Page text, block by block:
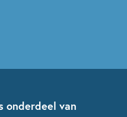
onderdeel van